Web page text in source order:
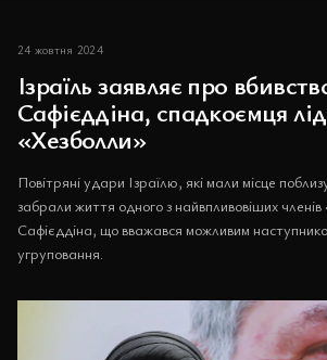
24 жовтня 2024
Ізраїль заявляє про
Сафієддіна, спадкоємця
«Хезболли»
Повітряні удари Ізраїлю, які мали місце
забрали життя одного з найвпливовіших
Сафієддіна, що вважався можливим
угруповання.